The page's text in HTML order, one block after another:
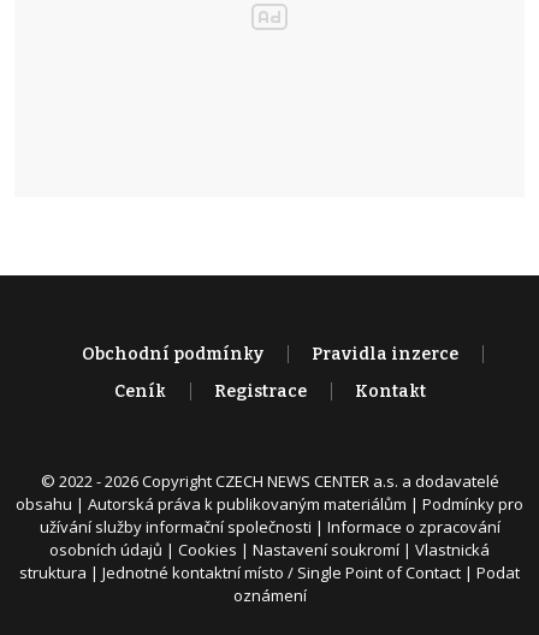
Obchodní podmínky
Pravidla inzerce
Ceník
Registrace Kontakt
© 2022 - 2026 Copyright CZECH NEWS CENTER a.s. a dodavatelé
obsahu | Autorská práva k publikovaným materiálům | Podmínky pro
užívání služby informační společnosti | Informace o zpracování
osobních údajů | Cookies | Nastavení soukromí | Vlastnická
struktura | Jednotné kontaktní místo / Single Point of Contact | Podat
oznámení